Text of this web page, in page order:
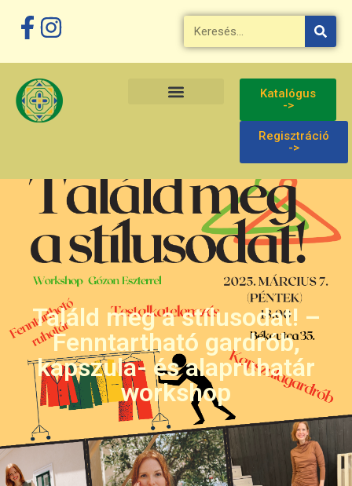
Katalógus
->
Regisztráció
->
Találd meg a stílusodat! –
Fenntartható gardrób,
kapszula- és alapruhatár
workshop